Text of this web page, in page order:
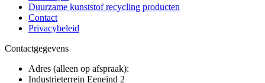
Duurzame kunststof recycling producten
Contact
Privacybeleid
Contactgegevens
Adres (alleen op afspraak):
Industrieterrein Eeneind 2